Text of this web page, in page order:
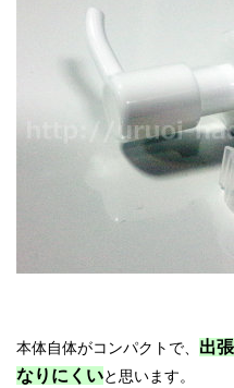
本体自体がコンパクトで、 出
なりにくいと思います。